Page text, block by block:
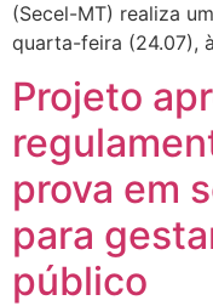
(Secel-MT) realiza
quarta-feira (24.07),
Projeto
prova em
para
público